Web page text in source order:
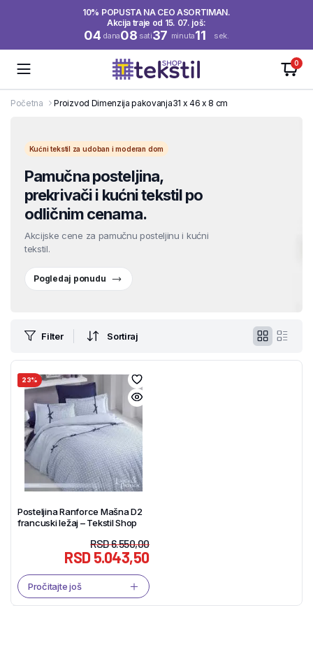
10% POPUSTA NA CEO ASORTIMAN.
Akcija traje od 15. 07. još:
04 dana08 sati37 minuta11 sek.
0
Početna Proizvod Dimenzija pakovanja31 x 46 x 8 cm
Kućni tekstil za udoban i moderan dom
Pamučna posteljina,
prekrivači i kućni tekstil po
odličnim cenama.
Akcijske cene za pamučnu posteljinu i kućni
tekstil.
Pogledaj ponudu
Filter Sortiraj
23%
Posteljina Ranforce Mašna D2
francuski ležaj – Tekstil Shop
RSD6.550,00
RSD5.043,50
Pročitajte još